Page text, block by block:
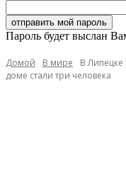
Пароль будет выслан
Домой В мире
В
доме стали три человека